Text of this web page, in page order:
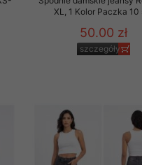
XL, 1 Kolor Paczka 10
50.00 zł
szczegóły